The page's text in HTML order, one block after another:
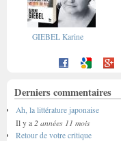
GIEBEL Karine
Derniers commentaires
Ah, la littérature japonaise
Il y a 2 années 11 mois
Retour de votre critique